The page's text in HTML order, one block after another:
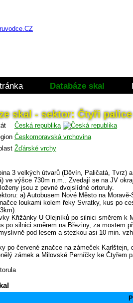
Databáze skal
skal - sektor: Čtyři palice
Česká republika
Českomoravská vrchovina
Žďárské vrchy
3 velkých útvarů (Děvín, Paličatá, Tvrz)
ve výšce 730m n.m.. Zvedají se na JV
jsou z pevné dvojslídné ortoruly.
a) Autobusem Nové Město na
loukami kolem řeky Svratky, kus po
Křižánky U Olejníků po silnici směrem k
po silnici směrem na Březiny, za mostem
pod lesem a stezkou asi 10 min.
po červené značce na zámeček Karlštejn,
zámek a Milovské Perníčky ke Čtyřem